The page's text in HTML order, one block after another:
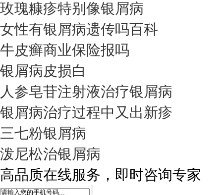
玫瑰糠疹特别像银屑病
女性有银屑病遗传吗百科
牛皮癣商业保险报吗
银屑病皮损白
人参皂苷注射液治疗银屑病
银屑病治疗过程中又出新疹
三七粉银屑病
泼尼松治银屑病
高品质在线服务，即时咨询专家